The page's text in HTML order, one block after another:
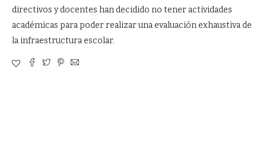
directivos y docentes han decidido no tener actividades
académicas para poder realizar una evaluación exhaustiva de
la infraestructura escolar.